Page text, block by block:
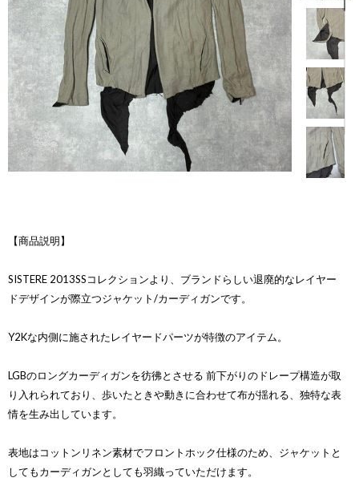
【商品説明】
SISTERE 2013SSコレクションより、ブランドらしい退廃的なレイヤー
ドデザインが際立つジャケット/カーディガンです。
Y2Kな内側に施されたレイヤードパーツが特徴のアイテム。
LGBのロングカーディガンを彷彿とさせる 前下がりのドレープ構造が取
り入れられており、歩いたときや動きに合わせて布が揺れる、独特な表
情を生み出しています。
表地はコットンリネン素材でフロントホック仕様のため、ジャケットと
してもカーディガンとしても羽織っていただけます。